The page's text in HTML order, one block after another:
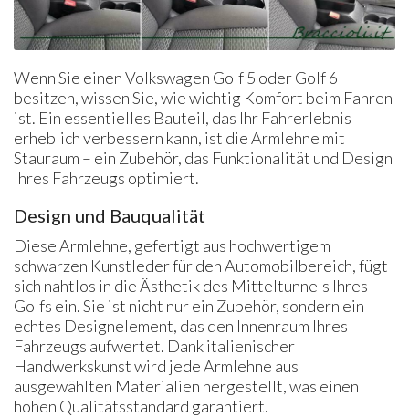
Wenn Sie einen Volkswagen Golf 5 oder Golf 6
besitzen, wissen Sie, wie wichtig Komfort beim Fahren
ist. Ein essentielles Bauteil, das Ihr Fahrerlebnis
erheblich verbessern kann, ist die Armlehne mit
Stauraum – ein Zubehör, das Funktionalität und Design
Ihres Fahrzeugs optimiert.
Design und Bauqualität
Diese Armlehne, gefertigt aus hochwertigem
schwarzen Kunstleder für den Automobilbereich, fügt
sich nahtlos in die Ästhetik des Mitteltunnels Ihres
Golfs ein. Sie ist nicht nur ein Zubehör, sondern ein
echtes Designelement, das den Innenraum Ihres
Fahrzeugs aufwertet. Dank italienischer
Handwerkskunst wird jede Armlehne aus
ausgewählten Materialien hergestellt, was einen
hohen Qualitätsstandard garantiert.